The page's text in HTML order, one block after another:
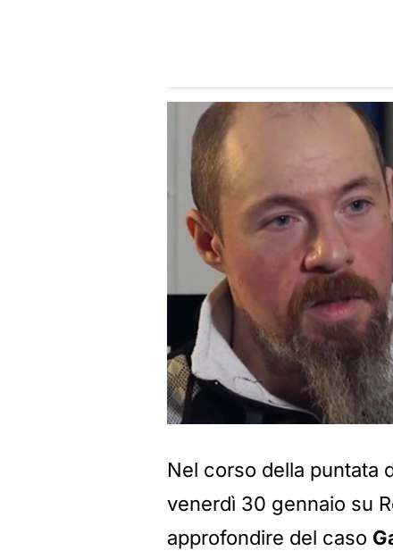
Nel corso della puntata
venerdì 30 gennaio su
approfondire del caso